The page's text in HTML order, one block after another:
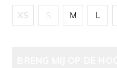
XS S M L